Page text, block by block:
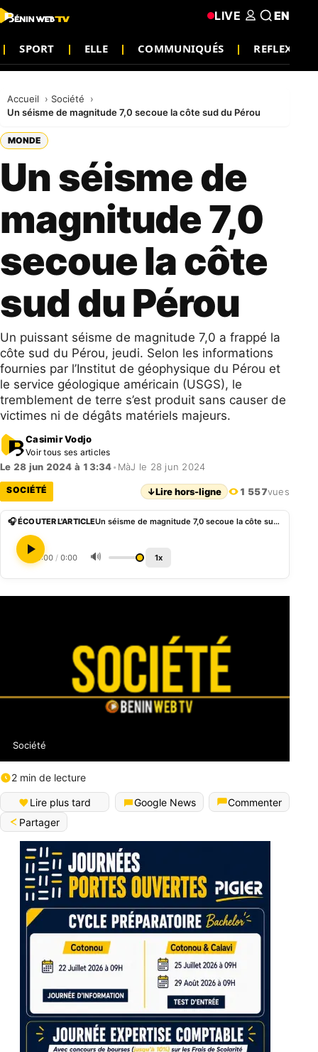
SPORT ELLE COMMUNIQUÉS REFLEXION
LIVE EN
Accueil
Société
Un séisme de magnitude 7,0 secoue la côte sud du Pérou
MONDE
Un séisme de
magnitude 7,0
secoue la côte
sud du Pérou
Un puissant séisme de magnitude 7,0 a frappé la
côte sud du Pérou, jeudi. Selon les informations
fournies par l’Institut de géophysique du Pérou et
le service géologique américain (USGS), le
tremblement de terre s’est produit sans causer de
victimes ni de dégâts matériels majeurs.
Casimir Vodjo
Voir tous ses articles
Le 28 jun 2024 à 13:34• MàJ le 28 jun 2024
SOCIÉTÉ ↓Lire hors-ligne 1 557vues
🎧 ÉCOUTER L'ARTICLE Un séisme de magnitude 7,0 secoue la côte sud du Pérou
0:00 / 0:00 🔊 1x
Société
2 min de lecture
Lire plus tard Google News
Commenter
Partager